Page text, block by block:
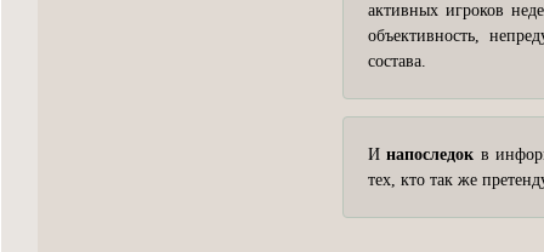
активных игроков
объективность,
состава.
Инапоследок в
тех, кто так же